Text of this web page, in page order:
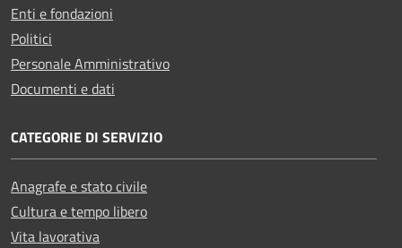
Enti e fondazioni
Politici
Personale Amministrativo
Documenti e dati
CATEGORIE DI SERVIZIO
Anagrafe e stato civile
Cultura e tempo libero
Vita lavorativa